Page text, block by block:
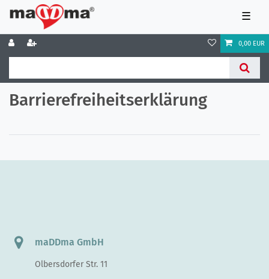
☰
0,00 EUR
Barrierefreiheitserklärung
maDDma GmbH
Olbersdorfer Str. 11